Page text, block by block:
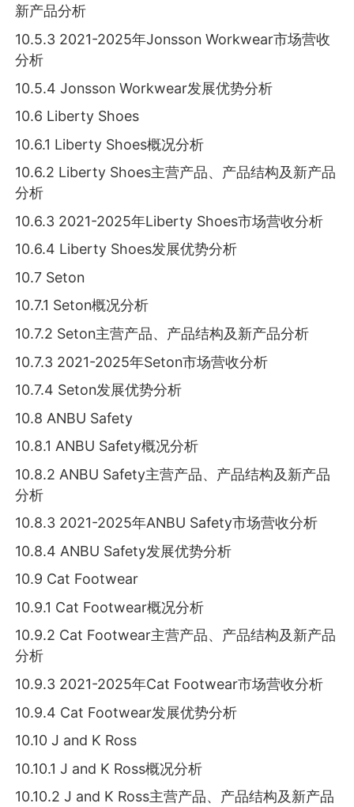
新产品分析
10.5.3 2021-2025年Jonsson Workwear市场营收
分析
10.5.4 Jonsson Workwear发展优势分析
10.6 Liberty Shoes
10.6.1 Liberty Shoes概况分析
10.6.2 Liberty Shoes主营产品、产品结构及新产品
分析
10.6.3 2021-2025年Liberty Shoes市场营收分析
10.6.4 Liberty Shoes发展优势分析
10.7 Seton
10.7.1 Seton概况分析
10.7.2 Seton主营产品、产品结构及新产品分析
10.7.3 2021-2025年Seton市场营收分析
10.7.4 Seton发展优势分析
10.8 ANBU Safety
10.8.1 ANBU Safety概况分析
10.8.2 ANBU Safety主营产品、产品结构及新产品
分析
10.8.3 2021-2025年ANBU Safety市场营收分析
10.8.4 ANBU Safety发展优势分析
10.9 Cat Footwear
10.9.1 Cat Footwear概况分析
10.9.2 Cat Footwear主营产品、产品结构及新产品
分析
10.9.3 2021-2025年Cat Footwear市场营收分析
10.9.4 Cat Footwear发展优势分析
10.10 J and K Ross
10.10.1 J and K Ross概况分析
10.10.2 J and K Ross主营产品、产品结构及新产品